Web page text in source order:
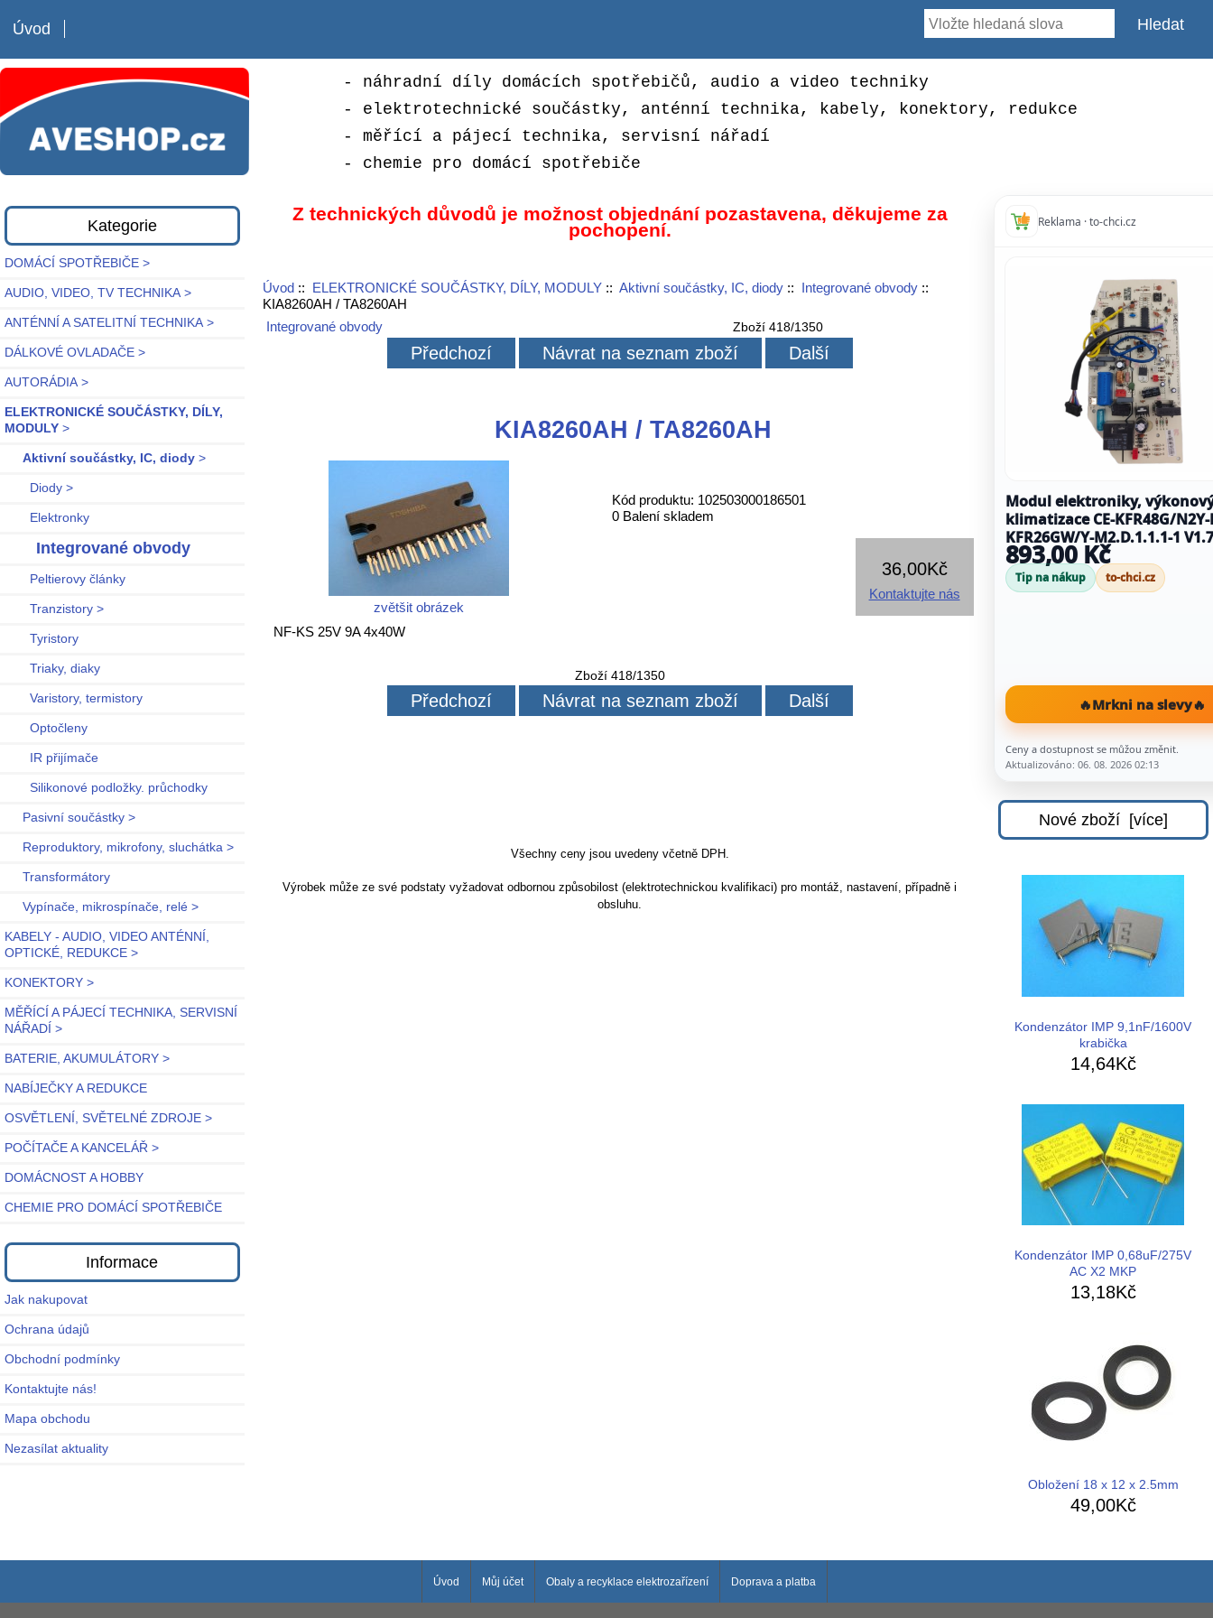
Úvod
- náhradní díly domácích spotřebičů, audio a video techniky
- elektrotechnické součástky, anténní technika, kabely, konektory, redukce
- měřící a pájecí technika, servisní nářadí
- chemie pro domácí spotřebiče
Kategorie
DOMÁCÍ SPOTŘEBIČE >
AUDIO, VIDEO, TV TECHNIKA >
ANTÉNNÍ A SATELITNÍ TECHNIKA >
DÁLKOVÉ OVLADAČE >
AUTORÁDIA >
ELEKTRONICKÉ SOUČÁSTKY, DÍLY,
MODULY >
Aktivní součástky, IC, diody >
Diody >
Elektronky
Integrované obvody
Peltierovy články
Tranzistory >
Tyristory
Triaky, diaky
Varistory, termistory
Optočleny
IR přijímače
Silikonové podložky. průchodky
Pasivní součástky >
Reproduktory, mikrofony, sluchátka >
Transformátory
Vypínače, mikrospínače, relé >
KABELY - AUDIO, VIDEO ANTÉNNÍ,
OPTICKÉ, REDUKCE >
KONEKTORY >
MĚŘÍCÍ A PÁJECÍ TECHNIKA, SERVISNÍ
NÁŘADÍ >
BATERIE, AKUMULÁTORY >
NABÍJEČKY A REDUKCE
OSVĚTLENÍ, SVĚTELNÉ ZDROJE >
POČÍTAČE A KANCELÁŘ >
DOMÁCNOST A HOBBY
CHEMIE PRO DOMÁCÍ SPOTŘEBIČE
Informace
Jak nakupovat
Ochrana údajů
Obchodní podmínky
Kontaktujte nás!
Mapa obchodu
Nezasílat aktuality
Z technických důvodů je možnost objednání pozastavena, děkujeme za
pochopení.
Úvod:: ELEKTRONICKÉ SOUČÁSTKY, DÍLY, MODULY:: Aktivní součástky, IC, diody:: Integrované obvody::
KIA8260AH / TA8260AH
Integrované obvody
Zboží 418/1350
Předchozí Návrat na seznam zboží Další
KIA8260AH / TA8260AH
zvětšit obrázek
Kód produktu: 102503000186501
0 Balení skladem
36,00Kč
Kontaktujte nás
NF-KS 25V 9A 4x40W
Zboží 418/1350
Předchozí Návrat na seznam zboží Další
Všechny ceny jsou uvedeny včetně DPH.
Výrobek může ze své podstaty vyžadovat odbornou způsobilost (elektrotechnickou kvalifikaci) pro montáž, nastavení, případně i
obsluhu.
Reklama · to-chci.cz
Modul elektroniky,
klimatizace CE-KFR48G/N2Y-
KFR26GW/Y-M2.D.1.1.1-1 V1.7
893,00 Kč
Tip na nákup to-chci.cz
🔥Mrkni na slevy🔥
Ceny a dostupnost se můžou změnit.
Aktualizováno: 06. 08. 2026 02:13
Nové zboží [více]
Kondenzátor IMP 9,1nF/1600V
krabička
14,64Kč
Kondenzátor IMP 0,68uF/275V
AC X2 MKP
13,18Kč
Obložení 18 x 12 x 2.5mm
49,00Kč
Úvod Můj účet Obaly a recyklace elektrozařízení Doprava a platba